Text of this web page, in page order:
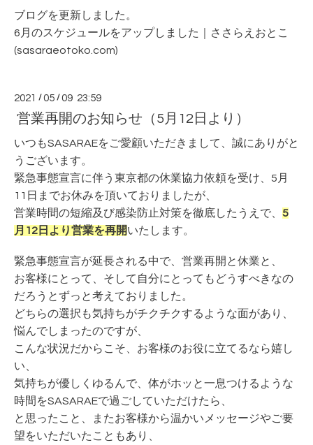
ブログを更新しました。
6月のスケジュールをアップしました｜ささらえおとこ
(sasaraeotoko.com)
2021 /05 /09 23:59
営業再開のお知らせ（5月12日より）
いつもSASARAEをご愛顧いただきまして、誠にありがと
うございます。
緊急事態宣言に伴う東京都の休業協力依頼を受け、5月
11日までお休みを頂いておりましたが、
営業時間の短縮及び感染防止対策を徹底したうえで、 5
月12日より営業を再開いたします。
緊急事態宣言が延長される中で、営業再開と休業と、
お客様にとって、そして自分にとってもどうすべきなの
だろうとずっと考えておりました。
どちらの選択も気持ちがチクチクするような面があり、
悩んでしまったのですが、
こんな状況だからこそ、お客様のお役に立てるなら嬉し
い、
気持ちが優しくゆるんで、体がホッと一息つけるような
時間をSASARAEで過ごしていただけたら、
と思ったこと、またお客様から温かいメッセージやご要
望をいただいたこともあり、